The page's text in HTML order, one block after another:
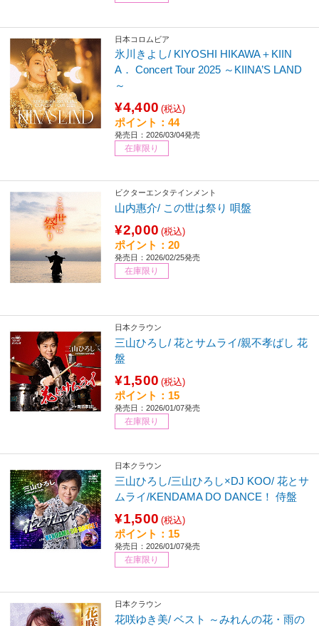
日本コロムビア
氷川きよし/ KIYOSHI HIKAWA＋KIIN
A． Concert Tour 2025 ～KIINA’S LAND
～
¥4,400 (税込)
ポイント：44
発売日：2026/03/04発売
在庫限り
ビクターエンタテインメント
山内惠介/ この世は祭り 唄盤
¥2,000 (税込)
ポイント：20
発売日：2026/02/25発売
在庫限り
日本クラウン
三山ひろし/ 花とサムライ/親不孝ばし 花
盤
¥1,500 (税込)
ポイント：15
発売日：2026/01/07発売
在庫限り
日本クラウン
三山ひろし/三山ひろし×DJ KOO/ 花とサ
ムライ/KENDAMA DO DANCE！ 侍盤
¥1,500 (税込)
ポイント：15
発売日：2026/01/07発売
在庫限り
日本クラウン
花咲ゆき美/ ベスト ～みれんの花・雨の